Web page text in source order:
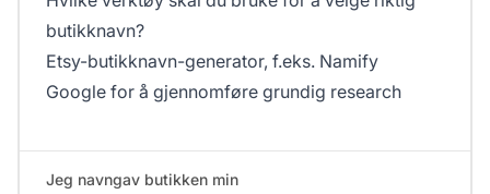
butikknavn?
Etsy-butikknavn-generator, f.eks. Namify
Google for å gjennomføre grundig research
Jeg navngav butikken min